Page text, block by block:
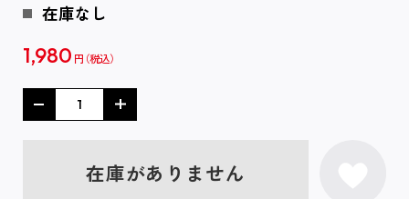
在庫なし
1,980 円
在庫がありません